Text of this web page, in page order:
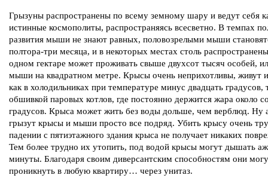
Грызуны распространены по всему земному шару и ведут себя
истинные космополиты, распространяясь всесветно. В темпах
развития мыши не знают равных, половозрелыми мыши
полтора-три месяца, и в некоторых местах столь
одном гектаре может проживать свыше двухсот тысяч особей,
мыши на квадратном метре. Крысы очень неприхотливы, живут
как в холодильниках при температуре минус двадцать градусов,
обшивкой паровых котлов, где постоянно держится жара около
градусов. Крыса может жить без воды дольше, чем верблюд. Ну
грызут крысы и мыши просто все подряд. Убить крысу очень
падении с пятиэтажного здания крыса не получает никаких
Тем более трудно их утопить, под водой крысы могут дышать
минуты. Благодаря своим диверсантским способностям они
проникнуть в любую квартиру… через унитаз.